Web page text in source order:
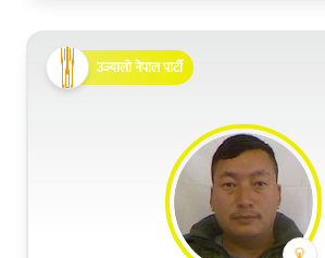
उज्यालो नेपाल पार्टी